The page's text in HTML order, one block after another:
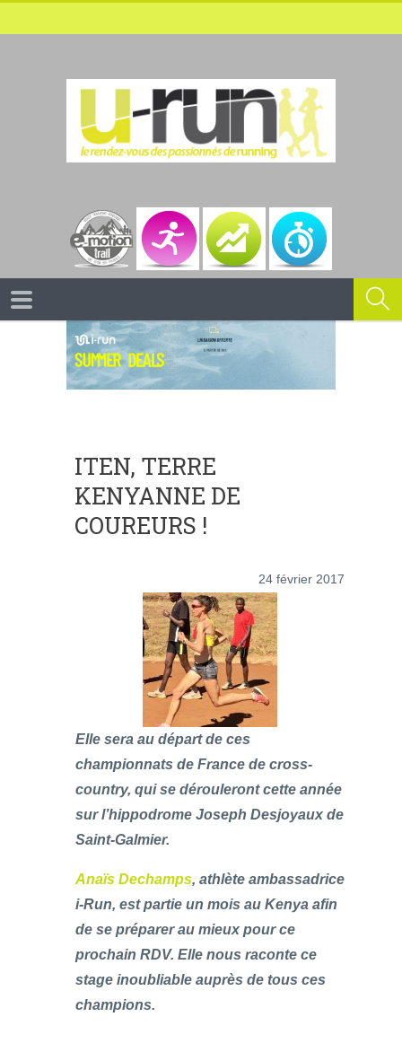
ITEN, TERRE
KENYANNE DE
COUREURS !
24 février 2017
Elle sera au départ de ces
championnats de France de cross-
country, qui se dérouleront cette année
sur l’hippodrome Joseph Desjoyaux de
Saint-Galmier.
Anaïs Dechamps, athlète ambassadrice
i-Run, est partie un mois au Kenya afin
de se préparer au mieux pour ce
prochain RDV. Elle nous raconte ce
stage inoubliable auprès de tous ces
champions.